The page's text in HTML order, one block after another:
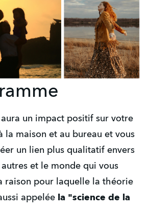
un impact positif sur votre
la maison et au bureau et vous
un lien plus qualitatif envers
et le monde qui vous
raison pour laquelle la théorie
appelée la "science de la